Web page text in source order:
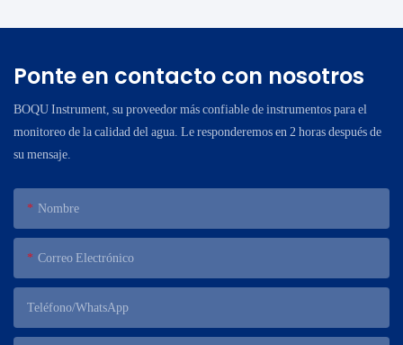
Ponte en contacto con nosotros
BOQU Instrument, su proveedor más confiable de instrumentos para el
monitoreo de la calidad del agua. Le responderemos en 2 horas después de
su mensaje.
Nombre
Correo Electrónico
Teléfono/WhatsApp